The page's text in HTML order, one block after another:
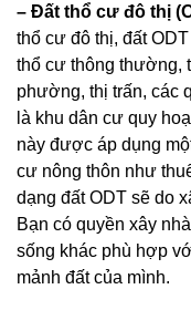
– Đất thổ cư đô thị
thổ cư đô thị, đất
thổ cư thông thường,
phường, thị trấn, các
là khu dân cư quy
này được áp dụng
cư nông thôn như
dạng đất ODT sẽ do
Bạn có quyền xây
sống khác phù hợp
mảnh đất của mình.